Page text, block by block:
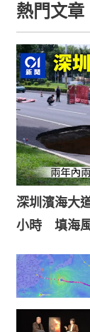
熱門文章
深圳濱海大
小時 填海